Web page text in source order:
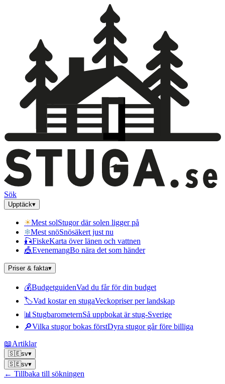
Sök
Upptäck▾
☀Mest solStugor där solen ligger på
❄Mest snöSnösäkert just nu
🎣FiskeKarta över länen och vattnen
🎪EvenemangBo nära det som händer
Priser & fakta▾
💰BudgetguidenVad du får för din budget
🏷Vad kostar en stugaVeckopriser per landskap
📊 StugbarometernSå uppbokat är stug-Sverige
🔎Vilka stugor bokas förstDyra stugor går före billiga
📖Artiklar
🇸🇪sv▾
🇸🇪sv▾
← Tillbaka till sökningen